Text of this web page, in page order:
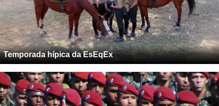
Temporada hípica da EsEqEx